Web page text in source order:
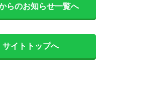
らのお知らせ一覧へ
サイトトップへ